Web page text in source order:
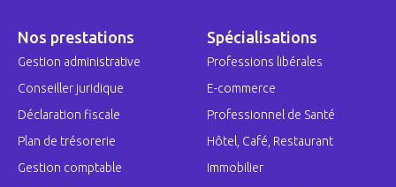
Nos prestations
Gestion administrative
Conseiller juridique
Déclaration fiscale
Plan de trésorerie
Gestion comptable
Spécialisations
Professions libérales
E-commerce
Professionnel de Santé
Hôtel, Café, Restaurant
Immobilier